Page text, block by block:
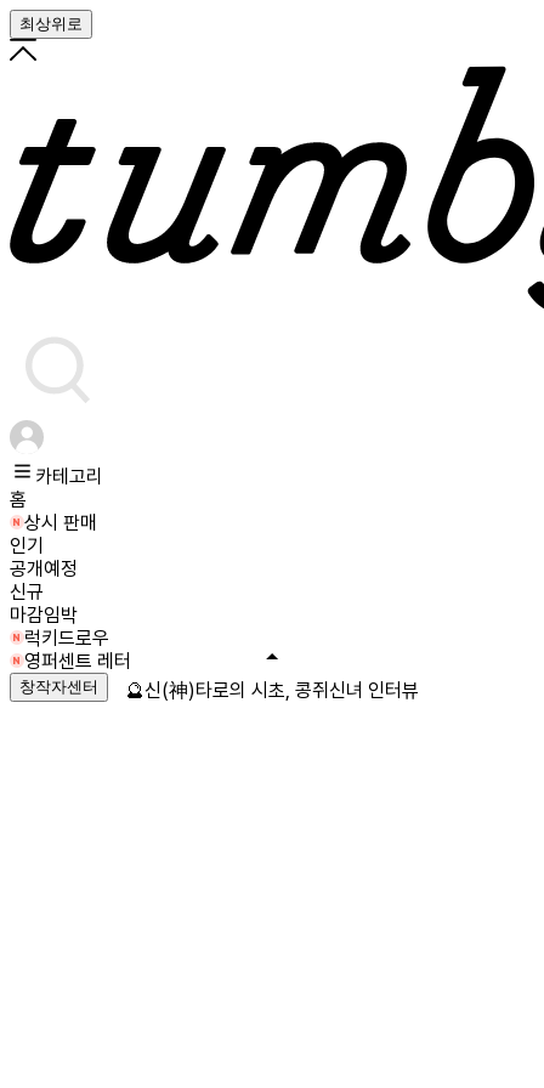
최상위로
카테고리
홈
상시 판매
인기
공개예정
신규
마감임박
럭키드로우
영퍼센트 레터
창작자센터 🔮신(神)타로의 시초, 콩쥐신녀 인터뷰